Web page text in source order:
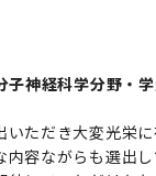
神経科学分野・
いただき大変光栄
内容ながらも選出